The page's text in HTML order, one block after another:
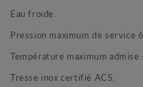
Eau froide.
Pression maximum de service
Température maximum admise
Tresse inox certifié ACS.